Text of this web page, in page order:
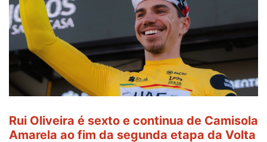
Rui Oliveira é sexto e continua de Camisola
Amarela ao fim da segunda etapa da Volta